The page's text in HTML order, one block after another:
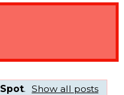
Spot. Show all posts